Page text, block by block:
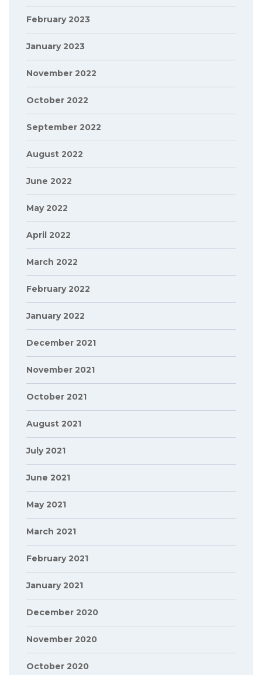
February 2023
January 2023
November 2022
October 2022
September 2022
August 2022
June 2022
May 2022
April 2022
March 2022
February 2022
January 2022
December 2021
November 2021
October 2021
August 2021
July 2021
June 2021
May 2021
March 2021
February 2021
January 2021
December 2020
November 2020
October 2020